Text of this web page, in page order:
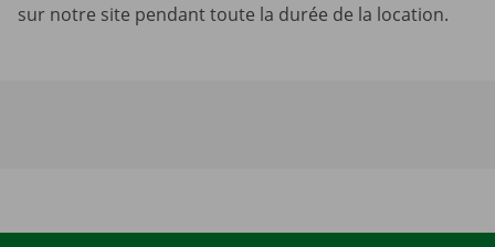
sur notre site pendant toute la durée de la location.